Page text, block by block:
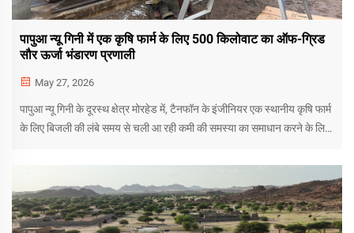
पापुआ न्यू गिनी में एक कृषि फार्म के लिए 500 किलोवाट का ऑफ-ग्रिड
सौर ऊर्जा भंडारण प्रणाली
May 27, 2026
पापुआ न्यू गिनी के दूरस्थ क्षेत्र मोरहेड में, टैनफॉन के इंजीनियर एक स्थानीय कृषि फार्म
के लिए बिजली की लंबे समय से चली आ रही कमी की समस्या का समाधान करने के लिए
सौर ऊर्जा प्रणाली एक स्वतंत्र...